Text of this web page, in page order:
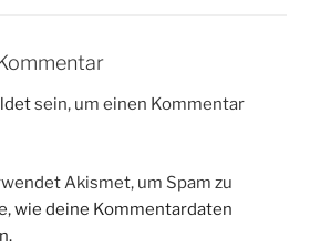
sein, um einen Kommentar
Akismet, um Spam zu
wie deine Kommentardaten